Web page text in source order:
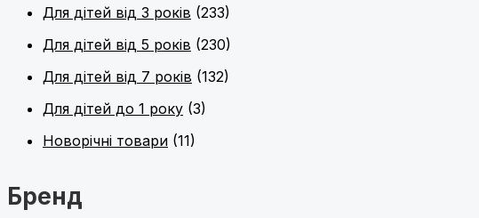
Для дітей від 3 років (233)
Для дітей від 5 років (230)
Для дітей від 7 років (132)
Для дітей до 1 року (3)
Новорічні товари (11)
Бренд